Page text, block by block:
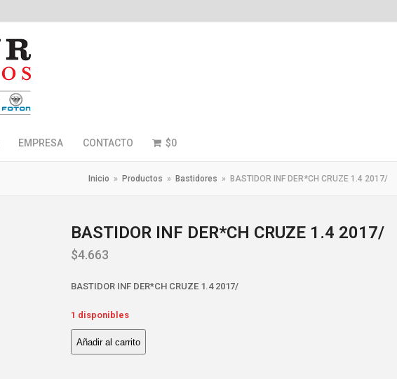
EMPRESA CONTACTO $0
Inicio » Productos » Bastidores » BASTIDOR INF DER*CH CRUZE 1.4 2017/
BASTIDOR INF DER*CH CRUZE 1.4 2017/
$4.663
BASTIDOR INF DER*CH CRUZE 1.4 2017/
1 disponibles
BASTIDOR
Añadir al carrito